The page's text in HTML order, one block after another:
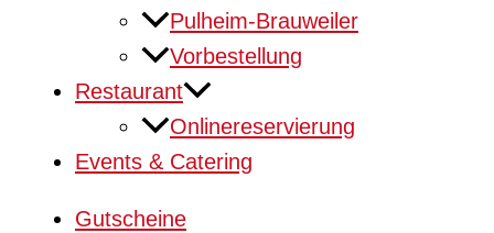
Pulheim-Brauweiler
Vorbestellung
Restaurant
Onlinereservierung
Events & Catering
Gutscheine